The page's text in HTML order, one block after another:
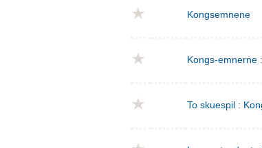
Kongsemnene
Kongs-emnerne
To skuespil :